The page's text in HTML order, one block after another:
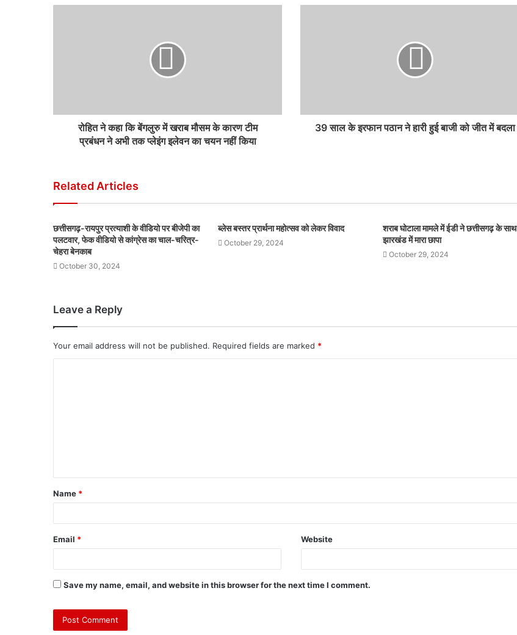
रोहित ने कहा कि बेंगलुरु में खराब मौसम के कारण टीम
प्रबंधन ने अभी तक प्लेइंग इलेवन का चयन नहीं किया
39 साल के इरफान पठान ने हारी हुई बाजी को जीत में बदला
Related Articles
छत्तीसगढ़-रायपुर प्रत्याशी के वीडियो पर बीजेपी का
पलटवार, फेक वीडियो से कांग्रेस का चाल-चरित्र-
चेहरा बेनकाब
October 30, 2024
ब्लेस बस्तर प्रार्थना महोत्सव को लेकर विवाद
October 29, 2024
शराब घोटाला मामले में ईडी ने छत्तीसगढ़ के साथ
झारखंड में मारा छापा
October 29, 2024
Leave a Reply
Your email address will not be published. Required fields are marked *
Name *
Email * Website
Save my name, email, and website in this browser for the next time I comment.